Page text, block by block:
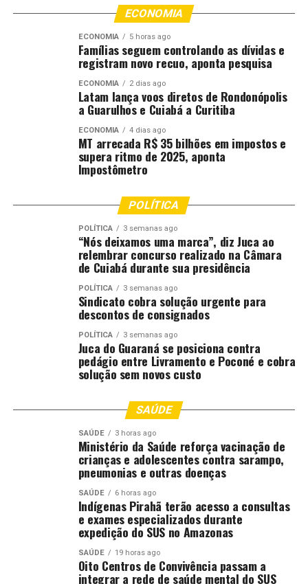
Foto: Mayke Toscano/Secom-MT
O vice-presidente do Sindicato Rural de Tangará da
governo.
“Tangará da Serra foi emancipada em 1976 e nunca
recebeu tantos investimentos como os que estão sendo
vistos hoje aqui. Foi a partir de 2019 que Tangará passou
a ser visível aos olhos do Estado. O governo tem o nosso
reconhecimento de que é uma boa gestão, honesta e faz
tudo acontecer”, avaliou.
Já o deputado estadual Dr. João ressaltou a abrangência
das ações do governo. “É difícil definir o atual governo
em uma área, porque fez muito em educação, saúde,
prefeitos dos 142 municípios como administrar. Esse
governo faz política de resultados, que traz qualidade de
vida para todos os mato-grossenses”, apontou.
Agenda em Tangará da Serra
Liderada pelo governador Mauro Mendes, a agenda da
comitiva do Governo de Mato Grosso em Tangará da
Serra começou com a vistoria das obras do Hospital
Regional no município, que vai atender os moradores da
região Médio-Norte e Sudoeste. É uma unidade nova, que
ECONOMIA
ECONOMIA 5 horas ago
Famílias seguem controlando as dívidas e
registram novo recuo, aponta pesquisa
ECONOMIA 2 dias ago
Latam lança voos diretos de Rondonópolis
a Guarulhos e Cuiabá a Curitiba
ECONOMIA 4 dias ago
MT arrecada R$ 35 bilhões em impostos e
supera ritmo de 2025, aponta
Impostômetro
POLÍTICA
POLÍTICA 3 semanas ago
“Nós deixamos uma marca”, diz Juca ao
relembrar concurso realizado na Câmara
de Cuiabá durante sua presidência
POLÍTICA 3 semanas ago
Sindicato cobra solução urgente para
descontos de consignados
POLÍTICA 3 semanas ago
Juca do Guaraná se posiciona contra
pedágio entre Livramento e Poconé e cobra
solução sem novos custo
SAÚDE
SAÚDE 3 horas ago
Ministério da Saúde reforça vacinação de
crianças e adolescentes contra sarampo,
pneumonias e outras doenças
SAÚDE 6 horas ago
Indígenas Pirahã terão acesso a consultas
e exames especializados durante
expedição do SUS no Amazonas
SAÚDE 19 horas ago
Oito Centros de Convivência passam a
integrar a rede de saúde mental do SUS